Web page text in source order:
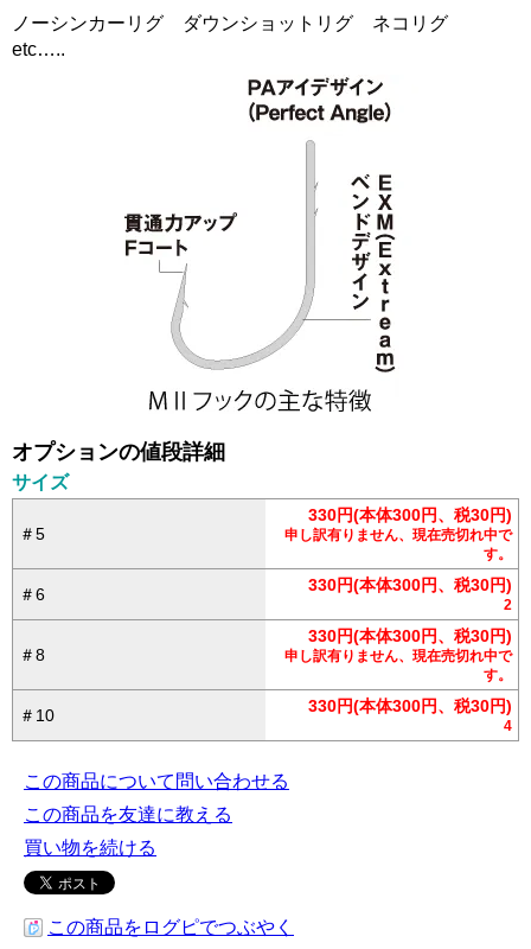
ノーシンカーリグ ダウンショットリグ ネコリグ
etc…..
オプションの値段詳細
サイズ
＃5
330円(本体300円、税30円)
申し訳有りません、現在売切れ中で
す。
＃6 330円(本体300円、税30円)
2
＃8
330円(本体300円、税30円)
申し訳有りません、現在売切れ中で
す。
＃10 330円(本体300円、税30円)
4
この商品について問い合わせる
この商品を友達に教える
買い物を続ける
この商品をログピでつぶやく